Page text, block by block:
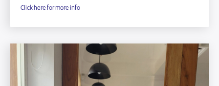
Click here for more info